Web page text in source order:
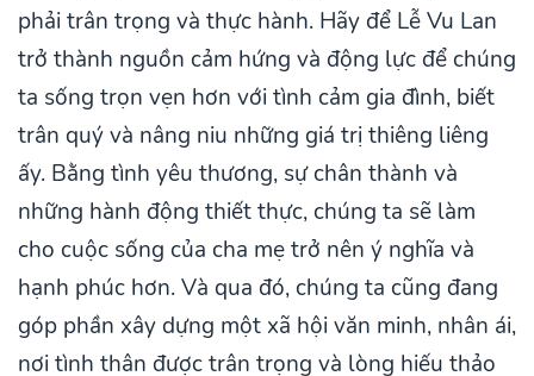
phải trân trọng và thực hành. Hãy để Lễ Vu Lan
trở thành nguồn cảm hứng và động lực để chúng
ta sống trọn vẹn hơn với tình cảm gia đình, biết
trân quý và nâng niu những giá trị thiêng liêng
ấy. Bằng tình yêu thương, sự chân thành và
những hành động thiết thực, chúng ta sẽ làm
cho cuộc sống của cha mẹ trở nên ý nghĩa và
hạnh phúc hơn. Và qua đó, chúng ta cũng đang
góp phần xây dựng một xã hội văn minh, nhân ái,
nơi tình thân được trân trọng và lòng hiếu thảo